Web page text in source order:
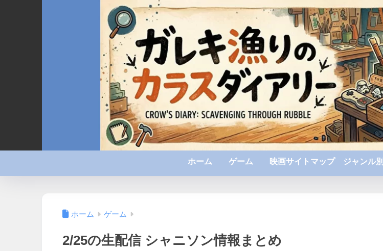
ホーム ゲーム 映画サイトマップ ジャンル別
ホーム ゲーム
2/25の生配信 シャニソン情報まとめ